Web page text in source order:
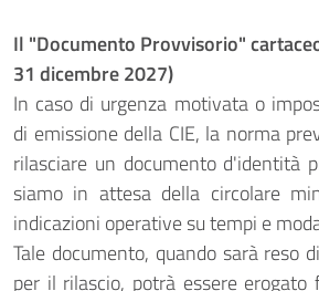
Il "Documento Provvisorio"
31 dicembre 2027)
In caso di urgenza motivata o
di emissione della CIE, la norma
rilasciare un documento d'identità
siamo in attesa della circolare
indicazioni operative su tempi e
Tale documento, quando sarà reso
per il rilascio, potrà essere